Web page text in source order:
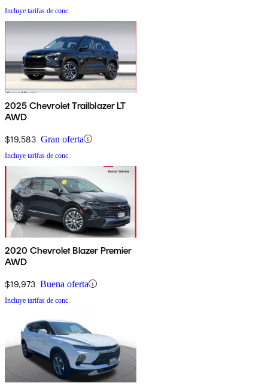
Incluye tarifas de conc.
2025 Chevrolet Trailblazer LT
AWD
$19,583 Gran oferta
Incluye tarifas de conc.
2020 Chevrolet Blazer Premier
AWD
$19,973 Buena oferta
Incluye tarifas de conc.